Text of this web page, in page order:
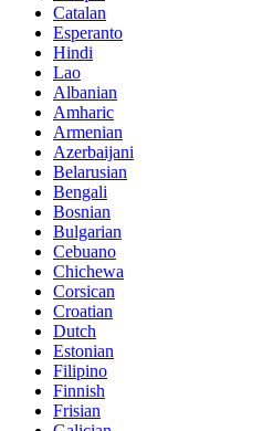
Catalan
Esperanto
Hindi
Lao
Albanian
Amharic
Armenian
Azerbaijani
Belarusian
Bengali
Bosnian
Bulgarian
Cebuano
Chichewa
Corsican
Croatian
Dutch
Estonian
Filipino
Finnish
Frisian